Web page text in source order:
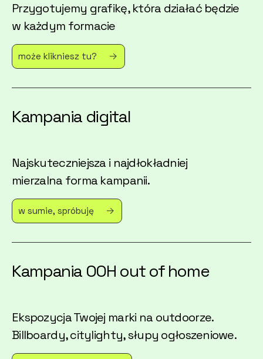
Przygotujemy grafikę, która działać będzie
w każdym formacie
może klikniesz tu?
Kampania digital
Najskuteczniejsza i najdłokładniej
mierzalna forma kampanii.
w sumie, spróbuję
Kampania OOH out of home
Ekspozycja Twojej marki na outdoorze.
Billboardy, citylighty, słupy ogłoszeniowe.